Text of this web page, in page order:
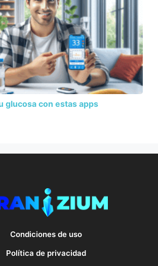
glucosa con estas apps
Condiciones de uso
Política de privacidad